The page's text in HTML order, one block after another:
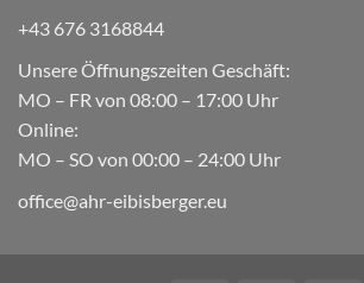
+43 676 3168844
Unsere Öffnungszeiten Geschäft:
MO – FR von 08:00 – 17:00 Uhr
Online:
MO – SO von 00:00 – 24:00 Uhr
office@ahr-eibisberger.eu